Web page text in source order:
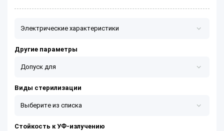
Максимальная рабочая температура (долговременно)
от ⁰С
Минимальная рабочая температура (долговременно)
от
Электрические характеристики
Другие параметры
Допуск для
Виды стерилизации
Выберите из списка
Стойкость к УФ-излучению